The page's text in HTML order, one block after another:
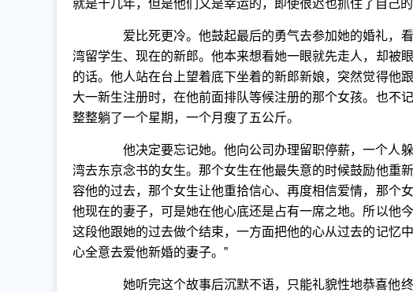
就是十几年，但是他们又是幸运的，即使很迟也抓住了自己的
爱比死更冷。他鼓起最后的勇气去参加她的婚礼，看
湾留学生、现在的新郎。他本来想看她一眼就先走人，却被
的话。他人站在台上望着底下坐着的新郎新娘，突然觉得他
大一新生注册时，在他前面排队等候注册的那个女孩。也不
整整躺了一个星期，一个月瘦了五公斤。
他决定要忘记她。他向公司办理留职停薪，一个人躲
湾去东京念书的女生。那个女生在他最失意的时候鼓励他重
容他的过去，那个女生让他重拾信心、再度相信爱情，那个
他现在的妻子，可是她在他心底还是占有一席之地。所以他
这段他跟她的过去做个结束，一方面把他的心从过去的记忆
心全意去爱他新婚的妻子。”
她听完这个故事后沉默不语，只能礼貌性地恭喜他